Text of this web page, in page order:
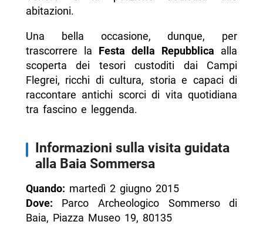
abitazioni.
Una bella occasione, dunque, per
trascorrere la Festa della Repubblica alla
scoperta dei tesori custoditi dai Campi
Flegrei, ricchi di cultura, storia e capaci di
raccontare antichi scorci di vita quotidiana
tra fascino e leggenda.
Informazioni sulla visita guidata
alla Baia Sommersa
Quando: martedì 2 giugno 2015
Dove: Parco Archeologico Sommerso di
Baia, Piazza Museo 19, 80135